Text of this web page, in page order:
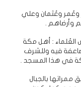
وعُمر وعُثمان وعلي
وأرضاهم .
: أهل مكة
فيه وللشرف
في هذا المسجد .
بالجبال